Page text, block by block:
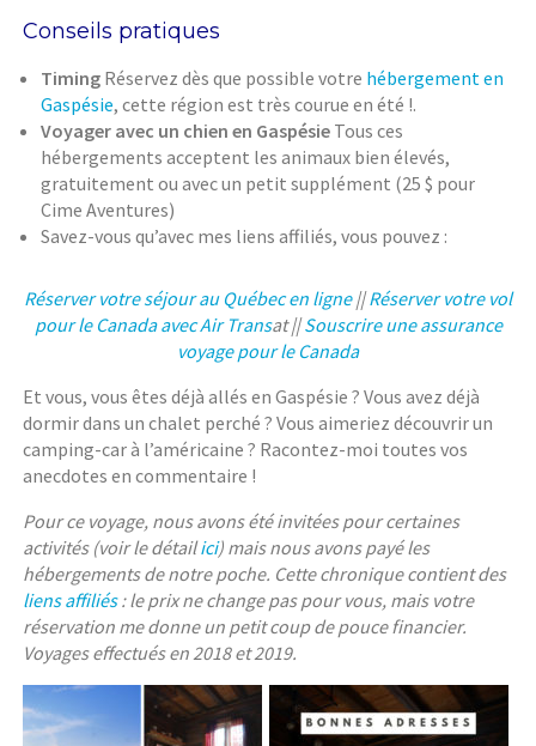
Conseils pratiques
Timing Réservez dès que possible votre hébergement en
Gaspésie, cette région est très courue en été !.
Voyager avec un chien en Gaspésie Tous ces
hébergements acceptent les animaux bien élevés,
gratuitement ou avec un petit supplément (25 $ pour
Cime Aventures)
Savez-vous qu’avec mes liens affiliés, vous pouvez :
Réserver votre séjour au Québec en ligne||Réserver votre vol
pour le Canada avec Air Transat ||Souscrire une assurance
voyage pour le Canada
Et vous, vous êtes déjà allés en Gaspésie ? Vous avez déjà
dormir dans un chalet perché ? Vous aimeriez découvrir un
camping-car à l’américaine ? Racontez-moi toutes vos
anecdotes en commentaire !
Pour ce voyage, nous avons été invitées pour certaines
activités (voir le détailici) mais nous avons payé les
hébergements de notre poche. Cette chronique contient des
liens affiliés: le prix ne change pas pour vous, mais votre
réservation me donne un petit coup de pouce financier.
Voyages effectués en 2018 et 2019.